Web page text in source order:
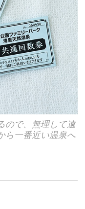
ので、無理して遠
ら一番近い温泉へ